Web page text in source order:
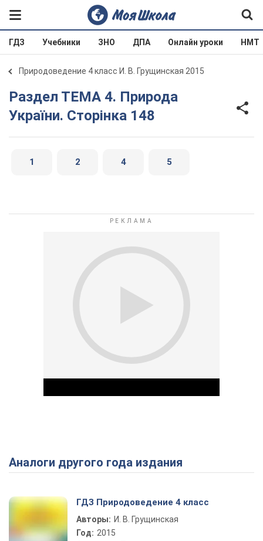
ГДЗ Учебники ЗНО ДПА Онлайн уроки НМТ
Природоведение 4 класс И. В. Грущинская 2015
Раздел ТЕМА 4. Природа
України. Сторінка 148
1 2 4 5
Play Video
Аналоги другого года издания
ГДЗ Природоведение 4 класс
Авторы: И. В. Грущинская
Год: 2015